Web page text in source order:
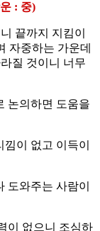
: 중)
끝까지 지킴이
자중하는 가운데
질 것이니 너무
논의하면 도움을
이 없고 이득이
도와주는 사람이
이 없으니 조심하